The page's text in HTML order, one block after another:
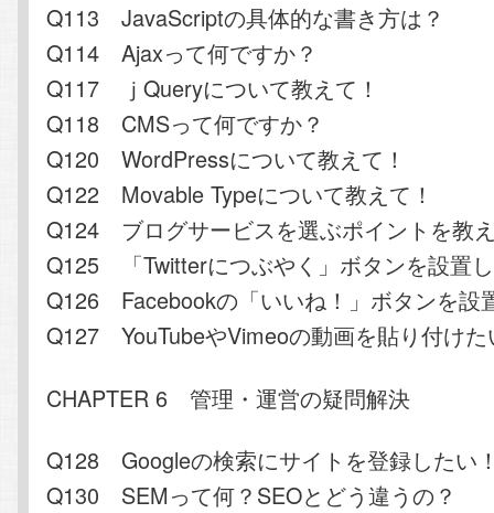
Q113 JavaScriptの具体的な書き方は？
Q114 Ajaxって何ですか？
Q117 ｊQueryについて教えて！
Q118 CMSって何ですか？
Q120 WordPressについて教えて！
Q122 Movable Typeについて教えて！
Q124 ブログサービスを選ぶポイントを教
Q125 「Twitterにつぶやく」ボタンを設置
Q126 Facebookの「いいね！」ボタンを設
Q127 YouTubeやVimeoの動画を貼り付けた
CHAPTER 6 管理・運営の疑問解決
Q128 Googleの検索にサイトを登録したい
Q130 SEMって何？SEOとどう違うの？